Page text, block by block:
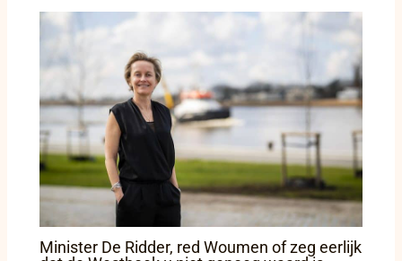
Minister De Ridder, red Woumen of zeg eerlijk